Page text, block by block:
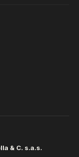
& C. s.a.s.